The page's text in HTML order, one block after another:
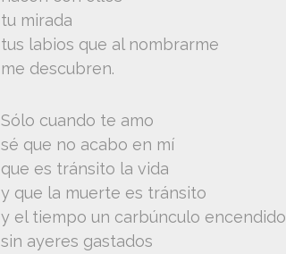
tu mirada
tus labios que al nombrarme
me descubren.
Sólo cuando te amo
sé que no acabo en mí
que es tránsito la vida
y que la muerte es tránsito
y el tiempo un carbúnculo encendido
sin ayeres gastados